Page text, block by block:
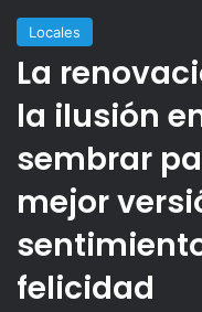
Locales
La
la ilusión
sembrar
mejor
felicidad